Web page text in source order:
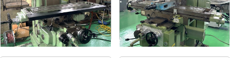
形 式MS-V
年 式1993
形 式STM-2V
年 式1990